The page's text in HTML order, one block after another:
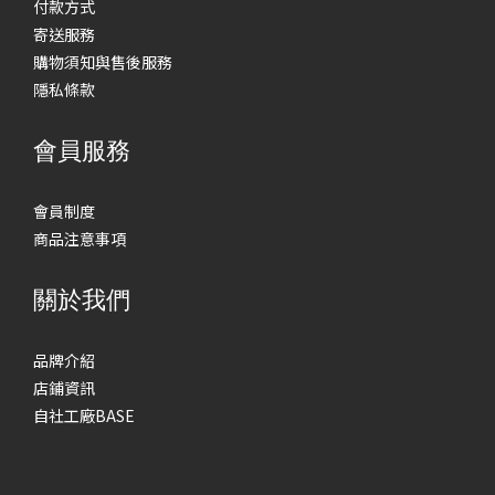
付款方式
寄送服務
購物須知與售後服務
隱私條款
會員服務
會員制度
商品注意事項
關於我們
品牌介紹
店鋪資訊
自社工廠BASE